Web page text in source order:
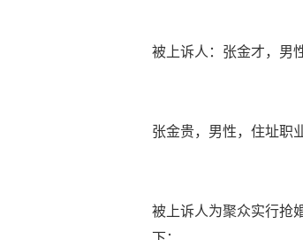
被上诉人：张金才，男
张金贵，男性，住址职
被上诉人为聚众实行抢